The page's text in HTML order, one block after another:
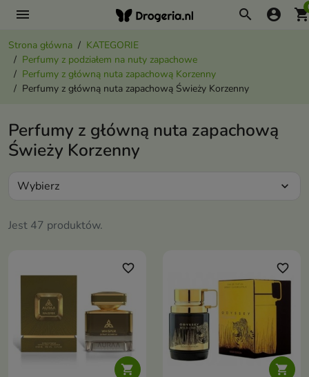
menu search account_circle
Strona główna
KATEGORIE
Perfumy z podziałem na nuty zapachowe
Perfumy z główną nuta zapachową Korzenny
Perfumy z główną nuta zapachową Świeży Korzenny
Perfumy z główną nuta zapachową
Świeży Korzenny
Jest 47 produktów.
Wybierz expand_more

favorite_border

favorite_border